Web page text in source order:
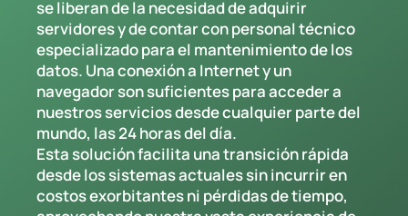
se liberan de la necesidad de adquirir
servidores y de contar con personal técnico
especializado para el mantenimiento de los
datos. Una conexión a Internet y un
navegador son suficientes para acceder a
nuestros servicios desde cualquier parte del
mundo, las 24 horas del día.
Esta solución facilita una transición rápida
desde los sistemas actuales sin incurrir en
costos exorbitantes ni pérdidas de tiempo,